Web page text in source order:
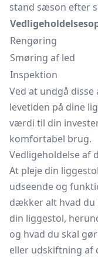
stand sæson efter
Rengøring
Smøring af led
Inspektion
Ved at undgå
levetiden på dine
værdi til din
komfortabel brug.
Vedligeholdelse af
At pleje din
udseende og
dækker alt hvad du
din liggestol,
og hvad du skal
eller udskiftning af